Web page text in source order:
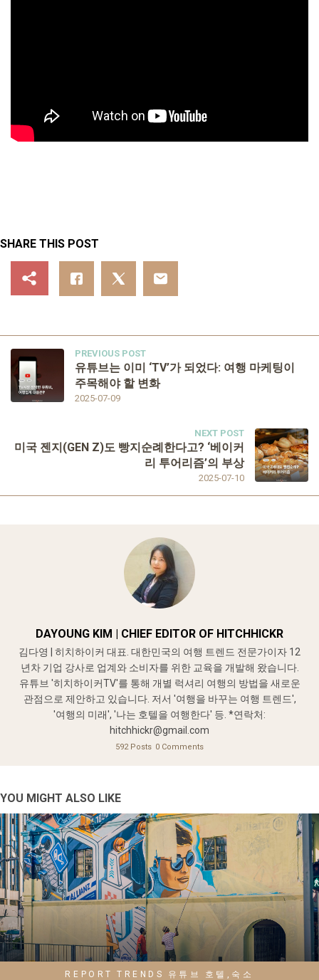
SHARE THIS POST
PREVIOUS POST
2025-07-09
유튜브는 이미 ‘TV’가 되었다: 여행 마케팅이
주목해야 할 변화
NEXT POST
2025-07-10
미국 젠지(GEN Z)도 빵지순례한다고? ‘베이커
리 투어리즘’의 부상
DAYOUNG KIM | CHIEF EDITOR OF HITCHHICKR
김다영 | 히치하이커 대표. 대한민국의 여행 트렌드 전문가이자 12
년차 기업 강사로 업계와 소비자를 위한 교육을 개발해 왔습니다.
유튜브 '히치하이커TV'를 통해 개별 럭셔리 여행의 방법을 새로운
관점으로 제안하고 있습니다. 저서 '여행을 바꾸는 여행 트렌드',
'여행의 미래', '나는 호텔을 여행한다' 등. *연락처:
hitchhickr@gmail.com
592 Posts 0 Comments
YOU MIGHT ALSO LIKE
REPORT TRENDS 유튜브 호텔,숙소